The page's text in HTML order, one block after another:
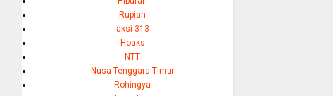
Rupiah
aksi 313
Hoaks
NTT
Nusa Tenggara Timur
Rohingya